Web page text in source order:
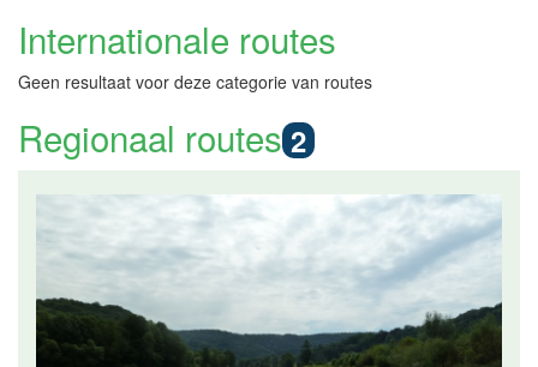
Internationale routes
Geen resultaat voor deze categorie van routes
Regionaal routes 2